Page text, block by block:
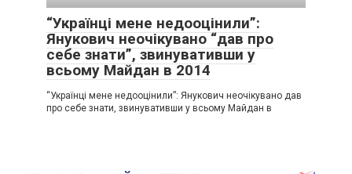
“Українці мене недооцінили”:
Янукович неочікувано “дав про
себе знати”, звинувативши у
всьому Майдан в 2014
“Українці мене недооцінили”: Янукович неочікувано дав
про себе знати, звинувативши у всьому Майдан в